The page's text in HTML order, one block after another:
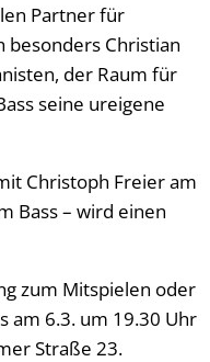
Partner für
besonders Christian
der Raum für
seine ureigene
Christoph Freier am
Bass – wird einen
zum Mitspielen oder
am 6.3. um 19.30 Uhr
Straße 23.